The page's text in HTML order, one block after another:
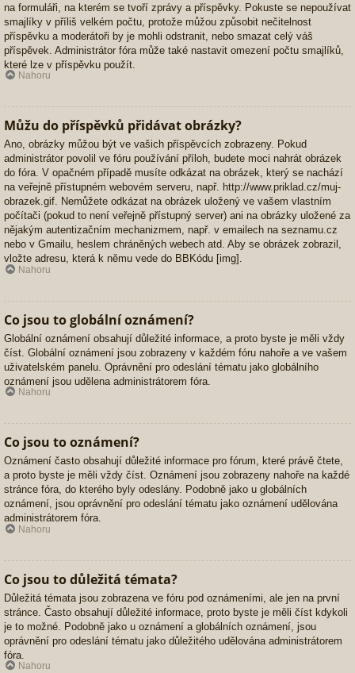
na formuláři, na kterém se tvoří zprávy a příspěvky. Pokuste se nepoužívat
smajlíky v příliš velkém počtu, protože můžou způsobit nečitelnost
příspěvku a moderátoři by je mohli odstranit, nebo smazat celý váš
příspěvek. Administrátor fóra může také nastavit omezení počtu smajlíků,
které lze v příspěvku použít.
Nahoru
Můžu do příspěvků přidávat obrázky?
Ano, obrázky můžou být ve vašich příspěvcích zobrazeny. Pokud
administrátor povolil ve fóru používání příloh, budete moci nahrát obrázek
do fóra. V opačném případě musíte odkázat na obrázek, který se nachází
na veřejně přístupném webovém serveru, např. http://www.priklad.cz/muj-
obrazek.gif. Nemůžete odkázat na obrázek uložený ve vašem vlastním
počítači (pokud to není veřejně přístupný server) ani na obrázky uložené za
nějakým autentizačním mechanizmem, např. v emailech na seznamu.cz
nebo v Gmailu, heslem chráněných webech atd. Aby se obrázek zobrazil,
vložte adresu, která k němu vede do BBKódu [img].
Nahoru
Co jsou to globální oznámení?
Globální oznámení obsahují důležité informace, a proto byste je měli vždy
číst. Globální oznámení jsou zobrazeny v každém fóru nahoře a ve vašem
uživatelském panelu. Oprávnění pro odeslání tématu jako globálního
oznámení jsou udělena administrátorem fóra.
Nahoru
Co jsou to oznámení?
Oznámení často obsahují důležité informace pro fórum, které právě čtete,
a proto byste je měli vždy číst. Oznámení jsou zobrazeny nahoře na každé
stránce fóra, do kterého byly odeslány. Podobně jako u globálních
oznámení, jsou oprávnění pro odeslání tématu jako oznámení udělována
administrátorem fóra.
Nahoru
Co jsou to důležitá témata?
Důležitá témata jsou zobrazena ve fóru pod oznámeními, ale jen na první
stránce. Často obsahují důležité informace, proto byste je měli číst kdykoli
je to možné. Podobně jako u oznámení a globálních oznámení, jsou
oprávnění pro odeslání tématu jako důležitého udělována administrátorem
fóra.
Nahoru